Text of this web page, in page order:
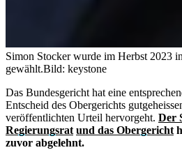
Simon Stocker wurde im Herbst 2023
gewählt.Bild: keystone
Das Bundesgericht hat eine
Entscheid des Obergerichts
veröffentlichten Urteil hervorgeht. Der
Regierungsrat und das Obergericht
zuvor abgelehnt.